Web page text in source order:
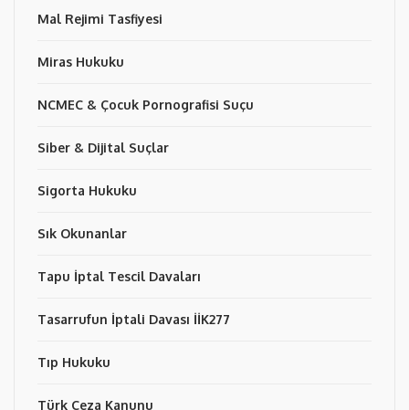
Mal Rejimi Tasfiyesi
Miras Hukuku
NCMEC & Çocuk Pornografisi Suçu
Siber & Dijital Suçlar
Sigorta Hukuku
Sık Okunanlar
Tapu İptal Tescil Davaları
Tasarrufun İptali Davası İİK277
Tıp Hukuku
Türk Ceza Kanunu